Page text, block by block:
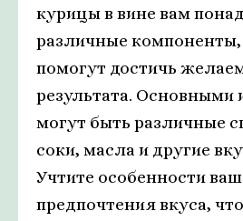
курицы в вине вам
различные
помогут достичь
результата. Основными
могут быть различные
соки, масла и другие
Учтите особенности
предпочтения вкуса,